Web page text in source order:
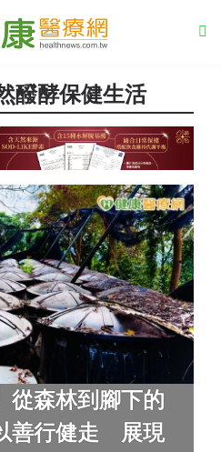
醱酵保健生活
從森林到腳下的
善行健走 展現